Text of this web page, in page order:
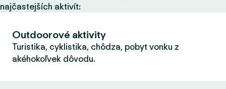
najčastejších aktivít:
Outdoorové aktivity
Turistika, cyklistika, chôdza, pobyt vonku z
akéhokoľvek dôvodu.